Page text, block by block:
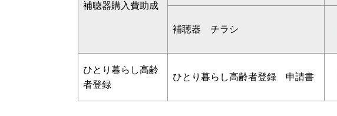
補聴器購入費助成
補聴器 チラシ
ひとり暮らし高齢
者登録
ひとり暮らし高齢者登録 申請書